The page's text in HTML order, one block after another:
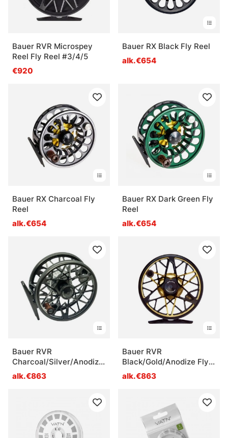
Bauer RVR Microspey
Reel Fly Reel #3/4/5
€920
Bauer RX Black Fly Reel
alk.€654
Bauer RX Charcoal Fly
Reel
alk.€654
Bauer RX Dark Green Fly
Reel
alk.€654
Bauer RVR
Charcoal/Silver/Anodize
Fly Reel
alk.€863
Bauer RVR
Black/Gold/Anodize Fly
Reel
alk.€863